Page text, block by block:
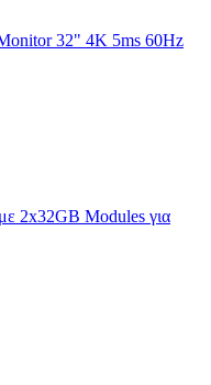
32" 4K 5ms 60Hz
2x32GB Modules για